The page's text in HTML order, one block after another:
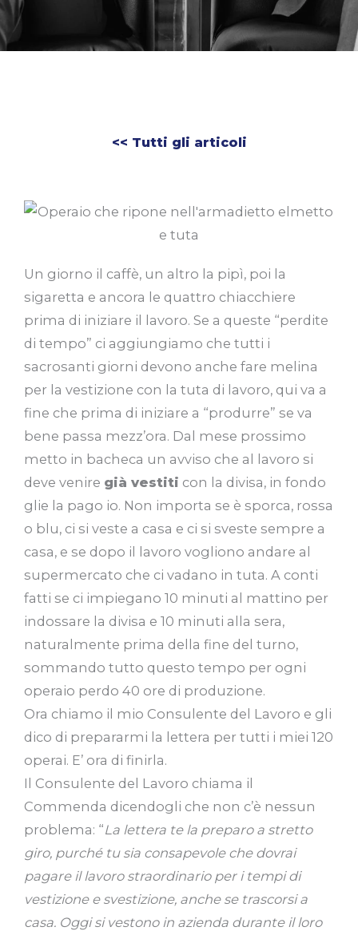
<< Tutti gli articoli
Un giorno il caffè, un altro la pipì, poi la
sigaretta e ancora le quattro chiacchiere
prima di iniziare il lavoro. Se a queste “perdite
di tempo” ci aggiungiamo che tutti i
sacrosanti giorni devono anche fare melina
per la vestizione con la tuta di lavoro, qui va a
fine che prima di iniziare a “produrre” se va
bene passa mezz’ora. Dal mese prossimo
metto in bacheca un avviso che al lavoro si
deve venire già vestiti con la divisa, in fondo
glie la pago io. Non importa se è sporca, rossa
o blu, ci si veste a casa e ci si sveste sempre a
casa, e se dopo il lavoro vogliono andare al
supermercato che ci vadano in tuta. A conti
fatti se ci impiegano 10 minuti al mattino per
indossare la divisa e 10 minuti alla sera,
naturalmente prima della fine del turno,
sommando tutto questo tempo per ogni
operaio perdo 40 ore di produzione.
Ora chiamo il mio Consulente del Lavoro e gli
dico di prepararmi la lettera per tutti i miei 120
operai. E’ ora di finirla.
Il Consulente del Lavoro chiama il
Commenda dicendogli che non c’è nessun
problema: “La lettera te la preparo a stretto
giro, purché tu sia consapevole che dovrai
pagare il lavoro straordinario per i tempi di
vestizione e svestizione, anche se trascorsi a
casa. Oggi si vestono in azienda durante il loro